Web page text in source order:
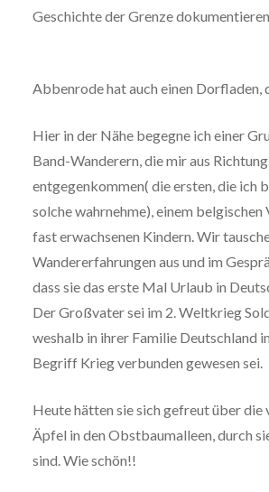
Geschichte der Grenze dokumentieren.
Abbenrode hat auch einen Dorfladen,
Hier in der Nähe begegne ich einer
Band-Wanderern, die mir aus
entgegenkommen( die ersten, die ich
solche wahrnehme), einem belgischen
fast erwachsenen Kindern. Wir
Wandererfahrungen aus und im
dass sie das erste Mal Urlaub in
Der Großvater sei im 2. Weltkrieg
weshalb in ihrer Familie Deutschland
Begriff Krieg verbunden gewesen sei.
Heute hätten sie sich gefreut über die
Äpfel in den Obstbaumalleen, durch
sind. Wie schön!!